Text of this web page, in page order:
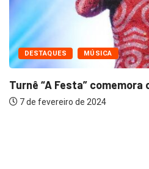
DESTAQUES MÚSICA
Turnê “A Festa” comemora
7 de fevereiro de 2024